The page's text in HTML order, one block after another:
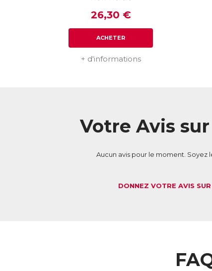
26,30 €
ACHETER
+ d'informations
Votre Avis
Aucun avis pour le moment. Soyez
DONNEZ VOTRE AVIS